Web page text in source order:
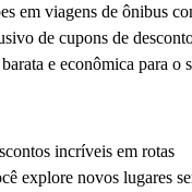
em viagens de ônibus
de cupons de
e econômica para o
incríveis em rotas
explore novos lugares